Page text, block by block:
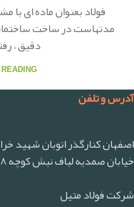
فولاد بعنوان ماده ای
مدتهاست در ساخت
دقیق ،
آدرس و تلفن
اصفهان کنارگذر اتوبان شهید
خیابان صمدیه لباف نبش کوچه ۸۸
شرکت فولاد متیل